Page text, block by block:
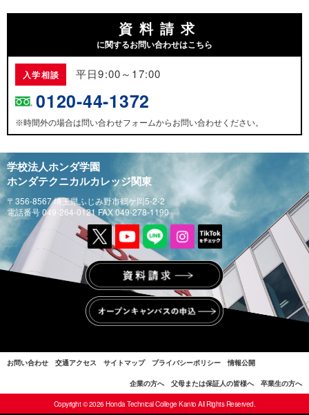
資料請求
に関するお問い合わせはこちら
入学相談 平日9:00～17:00
0120-44-1372
※時間外の場合は問い合わせフォームからお問い合わせください。
学校法人ホンダ学園
ホンダテクニカルカレッジ関東
〒356-8567 埼玉県ふじみ野市鶴ケ岡5-2-2
電話番号 049-264-0121 FAX 049-278-1190
お問い合わせ 交通アクセス サイトマップ プライバシーポリシー 情報公開
企業の方へ 父母または保証人の皆様へ 卒業生の方へ
Copyright © 2026 Honda Technical College Kanto All Rights Reserved.